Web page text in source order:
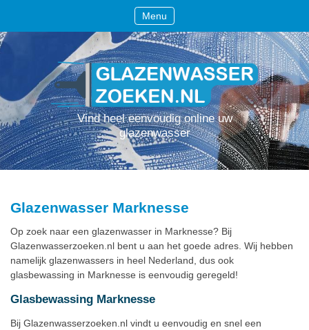
Menu
Vind heel eenvoudig online uw
glazenwasser
Glazenwasser Marknesse
Op zoek naar een glazenwasser in Marknesse? Bij
Glazenwasserzoeken.nl bent u aan het goede adres. Wij hebben
namelijk glazenwassers in heel Nederland, dus ook
glasbewassing in Marknesse is eenvoudig geregeld!
Glasbewassing Marknesse
Bij Glazenwasserzoeken.nl vindt u eenvoudig en snel een